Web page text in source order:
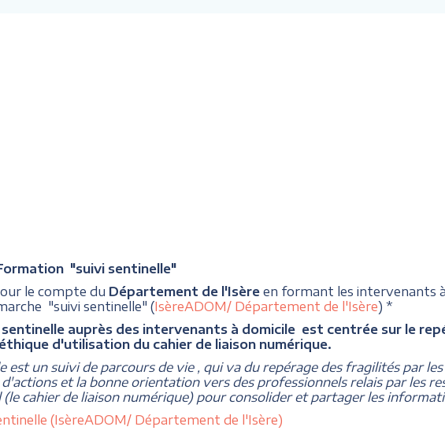
"suivi sentinelle"
le compte du Département de l'Isèreen formant les intervenants à
"suivi sentinelle" (IsèreADOM/ Département de l'Isère) *
auprès des intervenants à domicile est centrée sur le
d'utilisation du cahier de liaison numérique.
est un suivi de parcours de vie , qui va du repérage des fragilités par
et la bonne orientation vers des professionnels relais par les
cahier de liaison numérique) pour consolider et partager les
(IsèreADOM/ Département de l'Isère)